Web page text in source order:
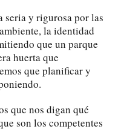
seria y rigurosa por las
la identidad
que un parque
huerta que
que planificar y
que nos digan qué
son los competentes